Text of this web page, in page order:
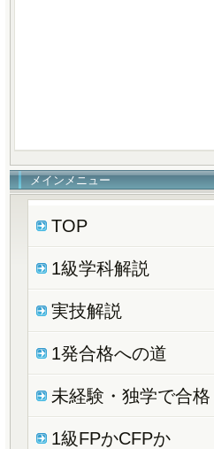
メインメニュー
TOP
1級学科解説
実技解説
1発合格への道
未経験・独学で合格
1級FPかCFPか